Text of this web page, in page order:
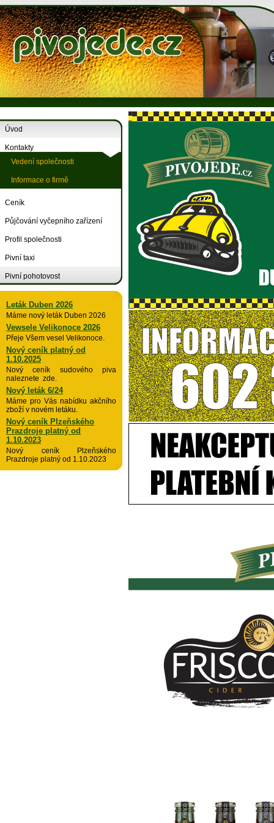
Úvod
Kontakty
Vedení společnosti
Informace o firmě
Ceník
Půjčování vyčepního zařízení
Profil společnosti
Pivní taxi
Pivní pohotovost
Leták Duben 2026
Máme nový leták Duben 2026
Vewsele Velikonoce 2026
Přeje Všem vesel Velikonoce.
Nový ceník platný od
1.10.2025
Nový ceník sudového piva
naleznete zde.
Nový leták 6/24
Máme pro Vás nabídku akčního
zboží v novém letáku.
Nový ceník Plzeňského
Prazdroje platný od
1.10.2023
Nový ceník Plzeňského
Prazdroje platný od 1.10.2023